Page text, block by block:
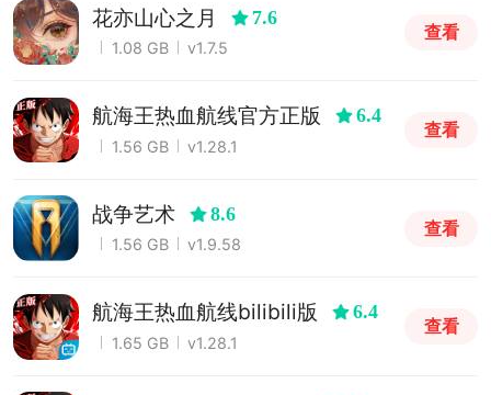
花亦山心之月 7.6
1.08 GB v1.7.5
查看
航海王热血航线官方正版 6.4
1.56 GB v1.28.1
查看
战争艺术 8.6
1.56 GB v1.9.58
查看
航海王热血航线bilibili版 6.4
1.65 GB v1.28.1
查看